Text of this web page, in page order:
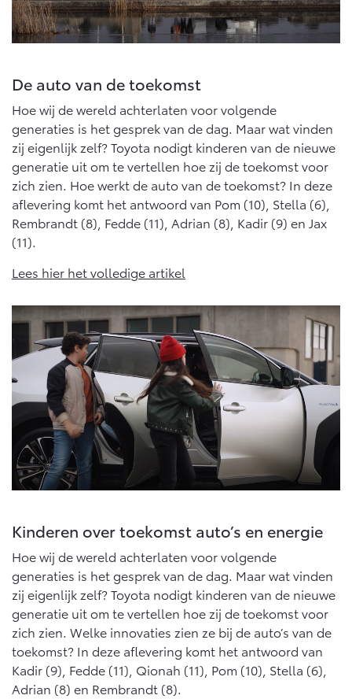
Corolla Cross
Vanaf € 39.995,-
Toyota C-HR
Vanaf € 36.495,-
Toyota C-HR+
BATTERIJ-ELEKTRISCH
Vanaf € 37.995,-
RAV4
PLUG-IN HYBRIDE
Vanaf € 49.995,-
bZ4X
BATTERIJ-ELEKTRISCH
Vanaf € 39.995,-
bZ4X Touring
BATTERIJ-ELEKTRISCH
Vanaf € 48.995,-
Mirai
WATERSTOF-ELEKTRISCH
Proace City (excl. BTW)
OOK ALS BATTERIJ-
ELEKTRISCH
10 jaar batterijgarantie
Toyota fabrieksgarantie
Onderdelen & Accessoires
Onderdelen
Accessoires
Banden
Connected
MyToyota App
Abonnementen
Multimedia
Connected check
Navigatie updates
Energie en slim laden
Toyota Autoverzekering
Toyota Hybride Autoverzekering
Bedrijfswagens
Financieren of leasen
Verzekeren
De auto van de toekomst
Hoe wij de wereld achterlaten voor volgende
generaties is het gesprek van de dag. Maar wat vinden
zij eigenlijk zelf? Toyota nodigt kinderen van de nieuwe
generatie uit om te vertellen hoe zij de toekomst voor
zich zien. Hoe werkt de auto van de toekomst? In deze
aflevering komt het antwoord van Pom (10), Stella (6),
Rembrandt (8), Fedde (11), Adrian (8), Kadir (9) en Jax
(11).
Lees hier het volledige artikel
Kinderen over toekomst auto’s en energie
Hoe wij de wereld achterlaten voor volgende
generaties is het gesprek van de dag. Maar wat vinden
zij eigenlijk zelf? Toyota nodigt kinderen van de nieuwe
generatie uit om te vertellen hoe zij de toekomst voor
zich zien. Welke innovaties zien ze bij de auto’s van de
toekomst? In deze aflevering komt het antwoord van
Kadir (9), Fedde (11), Qionah (11), Pom (10), Stella (6),
Adrian (8) en Rembrandt (8).